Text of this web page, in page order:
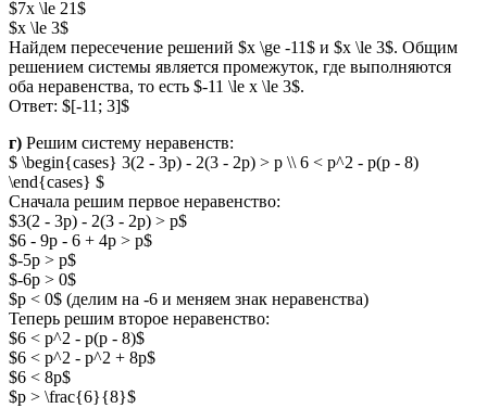
$7x \le 21$
$x \le 3$
Найдем пересечение решений $x \ge -11$ и $x \le 3$. Общим
решением системы является промежуток, где выполняются
оба неравенства, то есть $-11 \le x \le 3$.
Ответ: $[-11; 3]$
г) Решим систему неравенств:
$ \begin{cases} 3(2 - 3p) - 2(3 - 2p) > p \\ 6 < p^2 - p(p - 8)
\end{cases} $
Сначала решим первое неравенство:
$3(2 - 3p) - 2(3 - 2p) > p$
$6 - 9p - 6 + 4p > p$
$-5p > p$
$-6p > 0$
$p < 0$ (делим на -6 и меняем знак неравенства)
Теперь решим второе неравенство:
$6 < p^2 - p(p - 8)$
$6 < p^2 - p^2 + 8p$
$6 < 8p$
$p > \frac{6}{8}$